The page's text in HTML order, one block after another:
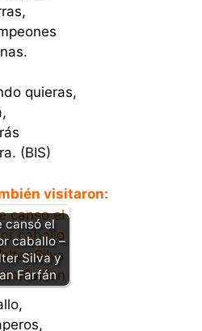
quieras,
(BIS)
visitaron:
cansó el
caballo –
Silva y
Farfán